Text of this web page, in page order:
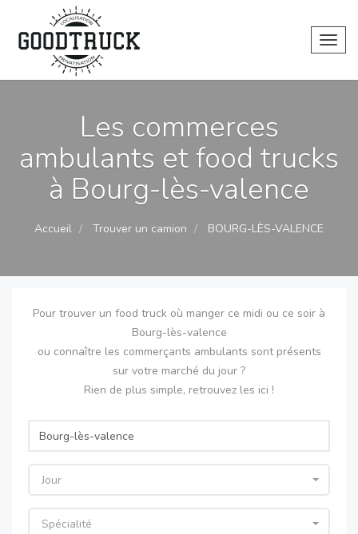
Les commerces
ambulants et food trucks
à Bourg-lès-valence
Accueil Trouver un camion BOURG-LÈS-VALENCE
Pour trouver un food truck où manger ce midi ou ce soir à
Bourg-lès-valence
ou connaître les commerçants ambulants sont présents
sur votre marché du jour ?
Rien de plus simple, retrouvez les ici !
Jour
Spécialité